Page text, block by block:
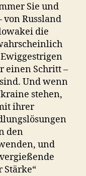
Sie und
Russland
die
einen Schritt –
Und wenn
stehen,
ihrer
den
und
Stärke“